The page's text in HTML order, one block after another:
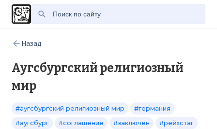
Назад
Аугсбургский религиозный
мир
#аугсбургский религиозный мир
#германия
#аугсбург
#соглашение #заключен
#рейхстаг